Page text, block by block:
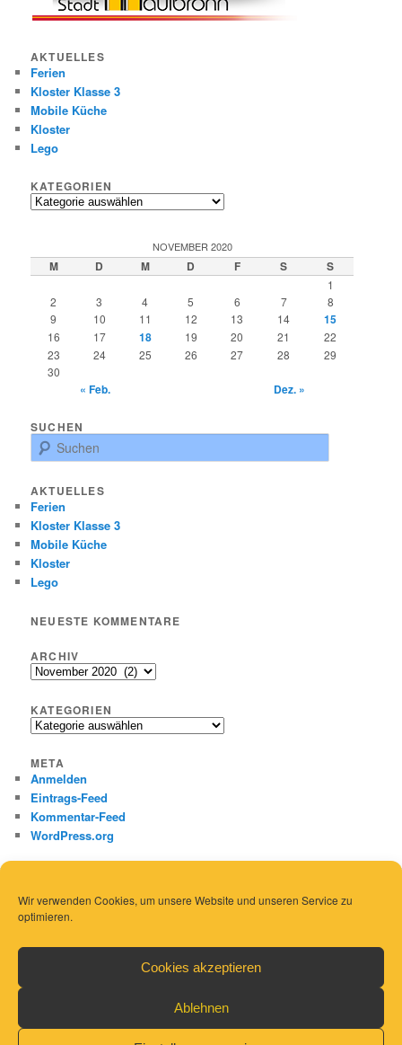
Wir verwenden Cookies, um unsere Website und unseren Service zu
optimieren.
Cookies akzeptieren
Ablehnen
AKTUELLES
Ferien
Kloster Klasse 3
Mobile Küche
Kloster
Lego
KATEGORIEN
Kategorien
NOVEMBER 2020
M D M D F S S
1
2
3 4 5 6 7
8
9
10 11 12 13 14 15
16 17 18 19 20 21
22
23
24 25 26 27 28
29
30
« Feb. Dez. »
SUCHEN
u
h
e
n
AKTUELLES
Ferien
Kloster Klasse 3
Mobile Küche
Kloster
Lego
NEUESTE KOMMENTARE
ARCHIV
Archiv
KATEGORIEN
Kategorien
META
Anmelden
Eintrags-Feed
Kommentar-Feed
WordPress.org